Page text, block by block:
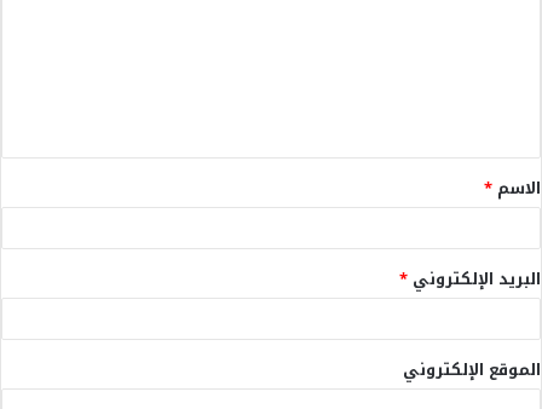
ق
*
الاسم *
البريد الإلكتروني *
الموقع الإلكتروني